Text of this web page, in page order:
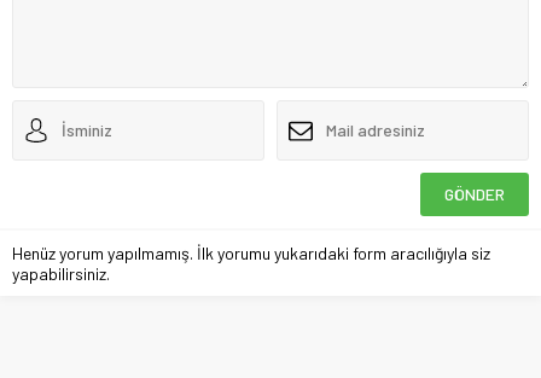
Henüz yorum yapılmamış. İlk yorumu yukarıdaki form aracılığıyla siz
yapabilirsiniz.